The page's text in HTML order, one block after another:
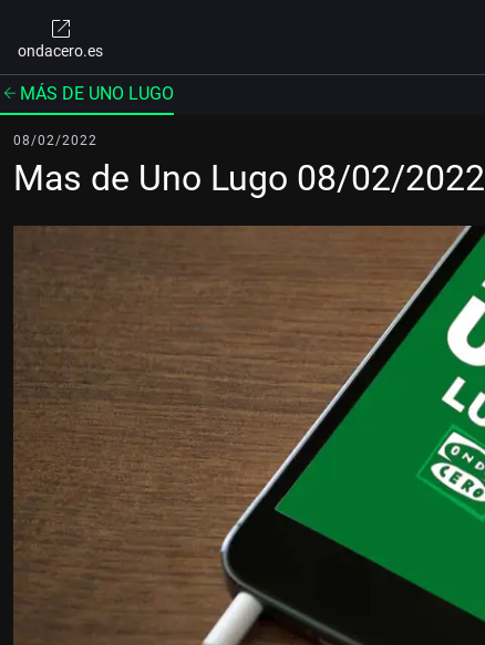
ondacero.es
MÁS DE UNO LUGO
08/02/2022
Mas de Uno Lugo 08/02/2022